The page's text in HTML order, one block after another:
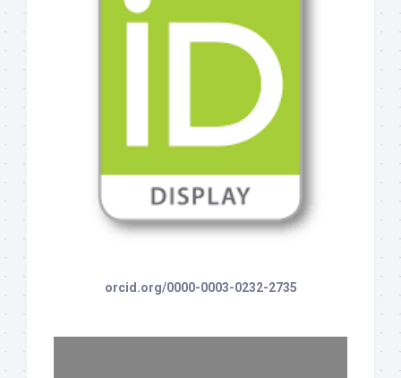
orcid.org/0000-0003-0232-2735